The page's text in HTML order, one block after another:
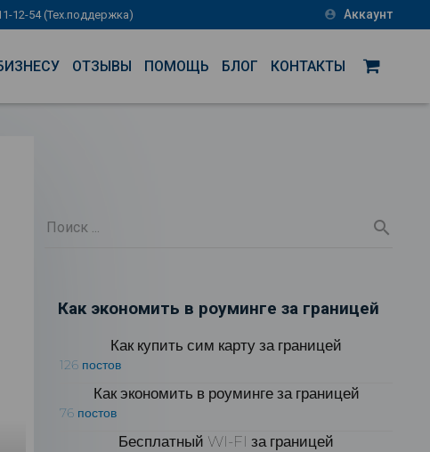
12-54 (Тех.поддержка) account_circle Аккаунт
ОТЗЫВЫ ПОМОЩЬ БЛОГ КОНТАКТЫ
Как экономить в роуминге за границей
Как купить сим карту за границей
126 постов
Как экономить в роуминге за границей
76 постов
Бесплатный WI-FI за границей